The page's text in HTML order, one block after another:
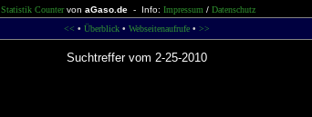
Statistik Countervon aGaso.de- Info: Impressum/ Datenschutz
<< • Überblick • Webseitenaufrufe • >>
Suchtreffer vom 2-25-2010